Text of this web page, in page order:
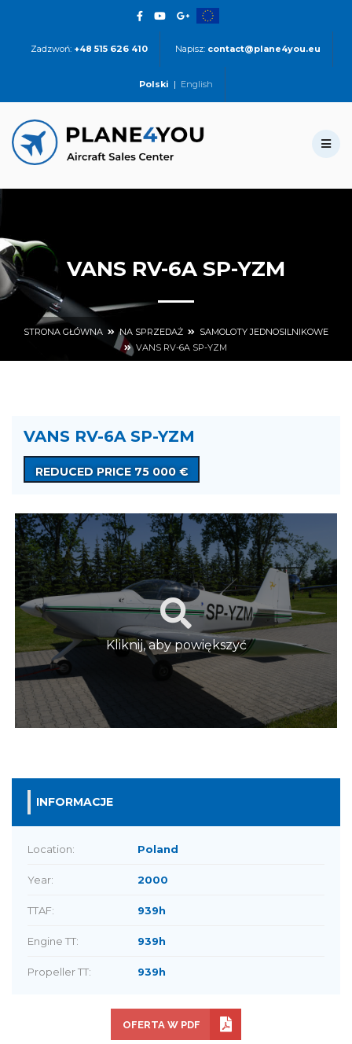
Zadzwoń: +48 515 626 410 Napisz: contact@plane4you.eu
Polski | English
VANS RV-6A SP-YZM
STRONA GŁÓWNA NA SPRZEDAŻ
SAMOLOTY JEDNOSILNIKOWE
VANS RV-6A SP-YZM
VANS RV-6A SP-YZM
REDUCED PRICE 75 000 €
Kliknij, aby powiększyć
INFORMACJE
Location: Poland
Year: 2000
TTAF: 939h
Engine TT: 939h
Propeller TT: 939h
OFERTA W PDF